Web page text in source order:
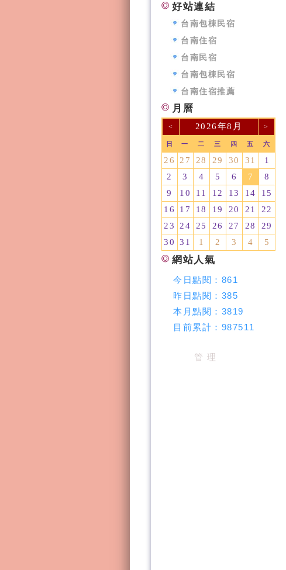
好站連結
台南包棟民宿
台南住宿
台南民宿
台南包棟民宿
台南住宿推薦
月曆
< 2026年8月 >
日 一 二 三 四 五 六
26 27 28 29 30 31
1
2
3 4 5 6 7
8
9
10 11 12 13 14
15
16
17 18 19 20 21
22
23
24 25 26 27 28
29
30
31 1 2 3 4 5
網站人氣
今日點閱： 861
昨日點閱： 385
本月點閱： 3819
目前累計： 987511
管 理